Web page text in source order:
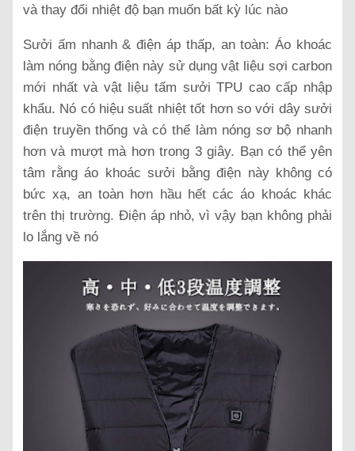
và thay đổi nhiệt độ bạn muốn bất kỳ lúc nào
Sưởi ấm nhanh & điện áp thấp, an toàn: Áo khoác
làm nóng bằng điện này sử dụng vật liệu sợi carbon
mới nhất và vật liệu tấm sưởi TPU cao cấp nhập
khẩu. Nó có hiệu suất nhiệt tốt hơn so với dây sưởi
điện truyền thống và có thể làm nóng sơ bộ nhanh
hơn và mượt mà hơn trong 3 giây. Bạn có thể yên
tâm rằng áo khoác sưởi bằng điện này không có
bức xạ, an toàn hơn hầu hết các áo khoác khác
trên thị trường. Điện áp nhỏ, vì vậy bạn không phải
lo lắng về nó